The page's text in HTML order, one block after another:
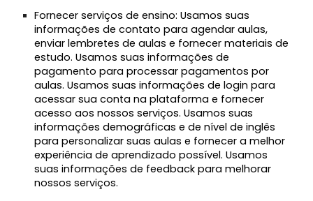
Fornecer serviços de ensino: Usamos suas
informações de contato para agendar aulas,
enviar lembretes de aulas e fornecer materiais de
estudo. Usamos suas informações de
pagamento para processar pagamentos por
aulas. Usamos suas informações de login para
acessar sua conta na plataforma e fornecer
acesso aos nossos serviços. Usamos suas
informações demográficas e de nível de inglês
para personalizar suas aulas e fornecer a melhor
experiência de aprendizado possível. Usamos
suas informações de feedback para melhorar
nossos serviços.